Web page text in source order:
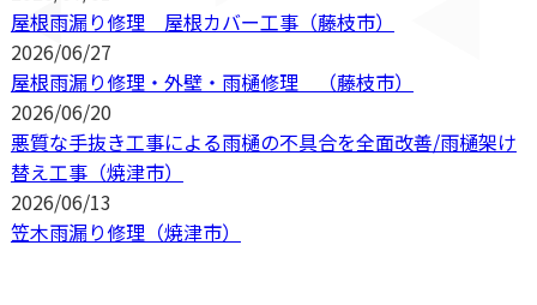
屋根雨漏り修理 屋根カバー工事（藤枝市）
2026/06/27
屋根雨漏り修理・外壁・雨樋修理 （藤枝市）
2026/06/20
悪質な手抜き工事による雨樋の不具合を全面改善/雨樋架け
替え工事（焼津市）
2026/06/13
笠木雨漏り修理（焼津市）